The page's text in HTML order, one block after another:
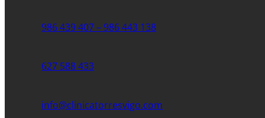
986 439 407 – 986 443 138
627 588 433
info@clinicatorresvigo.com